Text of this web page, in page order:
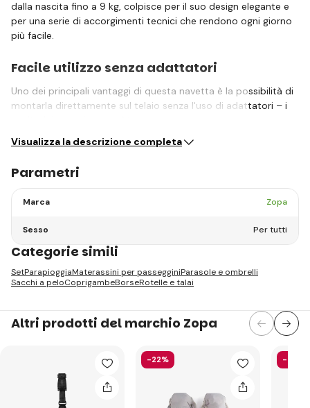
dalla nascita fino a 9 kg, colpisce per il suo design elegante e
per una serie di accorgimenti tecnici che rendono ogni giorno
più facile.
Facile utilizzo senza adattatori
Uno dei principali vantaggi di questa navetta è la possibilità di
montarla direttamente sul telaio senza l'uso di adattatori – i
Visualizza la descrizione completa
Parametri
Marca Zopa
Sesso Per tutti
Categorie simili
SetParapioggiaMaterassini per passegginiParasole e ombrelli
Sacchi a peloCoprigambeBorseRotelle e talai
Altri prodotti del marchio Zopa
-22% -26%